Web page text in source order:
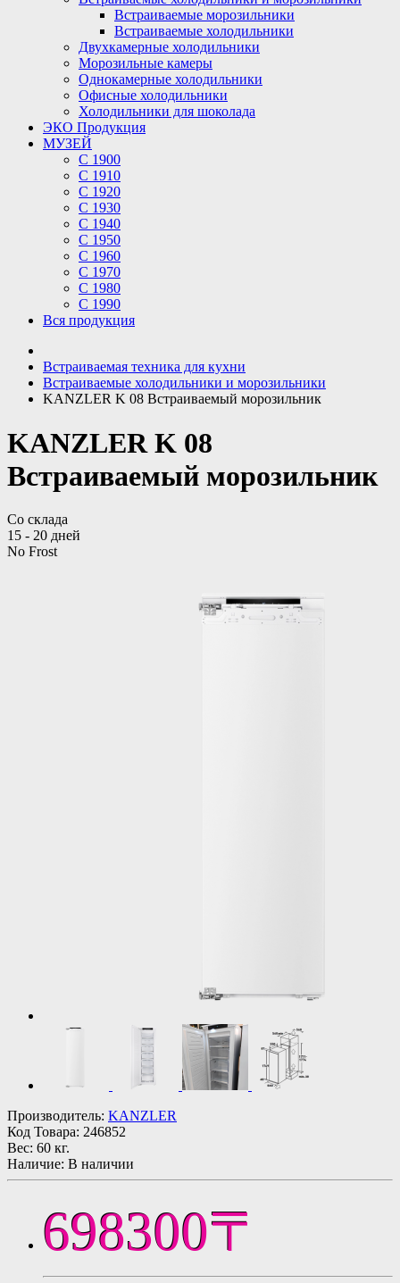
Встраиваемые морозильники
Встраиваемые холодильники
Двухкамерные холодильники
Морозильные камеры
Однокамерные холодильники
Офисные холодильники
Холодильники для шоколада
ЭКО Продукция
МУЗЕЙ
С 1900
С 1910
C 1920
С 1930
С 1940
С 1950
С 1960
С 1970
С 1980
С 1990
Вся продукция
Встраиваемая техника для кухни
Встраиваемые холодильники и морозильники
KANZLER K 08 Встраиваемый морозильник
KANZLER K 08
Встраиваемый морозильник
Со склада
15 - 20 дней
No Frost
Производитель: KANZLER
Код Товара: 246852
Вес: 60 кг.
Наличие: В наличии
698300〒